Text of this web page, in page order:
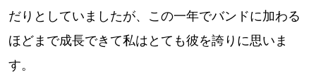
だりとしていましたが、この一年でバンドに加わる
ほどまで成長できて私はとても彼を誇りに思いま
す。